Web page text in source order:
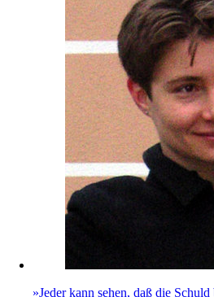
»Jeder kann sehen, daß die